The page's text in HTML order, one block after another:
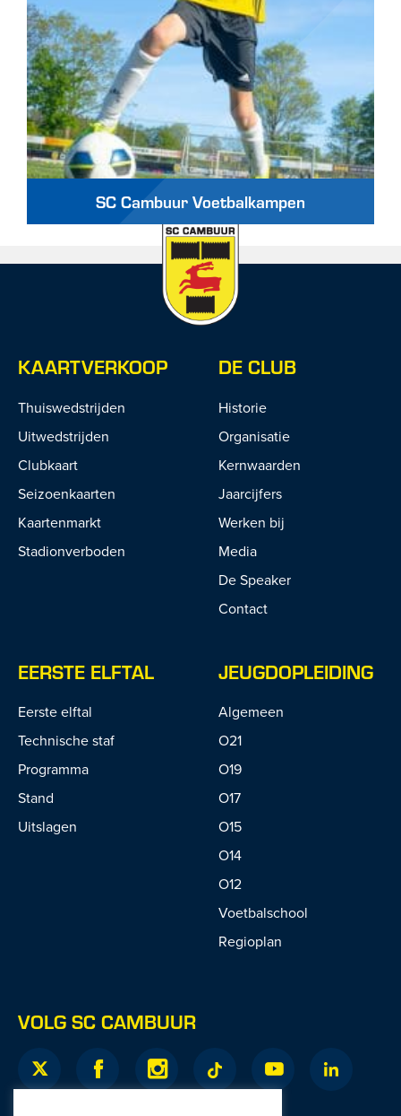
SC Cambuur Voetbalkampen
KAARTVERKOOP
Thuiswedstrijden
Uitwedstrijden
Clubkaart
Seizoenkaarten
Kaartenmarkt
Stadionverboden
DE CLUB
Historie
Organisatie
Kernwaarden
Jaarcijfers
Werken bij
Media
De Speaker
Contact
EERSTE ELFTAL
Eerste elftal
Technische staf
Programma
Stand
Uitslagen
JEUGDOPLEIDING
Algemeen
O21
O19
O17
O15
O14
O12
Voetbalschool
Regioplan
VOLG SC CAMBUUR